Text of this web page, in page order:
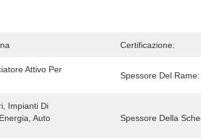
Certificazione:
Attivo Per
Spessore Del Rame:
Impianti Di
Auto
Spessore Della